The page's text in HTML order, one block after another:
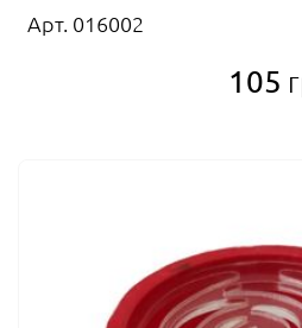
Арт. 016002
105